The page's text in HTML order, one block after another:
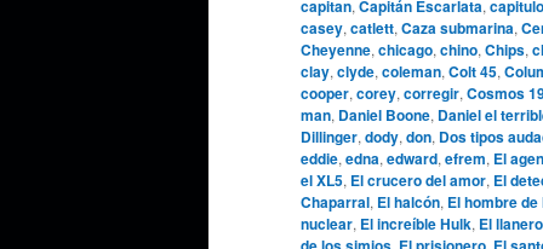
capitan, Capitán Escarlata, capitulo
casey, catlett, Caza submarina,
Cheyenne, chicago, chino, Chips,
clay, clyde, coleman, Colt 45,
cooper, corey, corregir, Cosmos
man, Daniel Boone, Daniel el
Dillinger, dody, don, Dos tipos
eddie, edna, edward, efrem, El
el XL5, El crucero del amor, El
Chaparral, El halcón, El hombre
nuclear, El increíble Hulk, El
, ,